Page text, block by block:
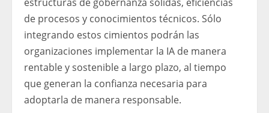
estructuras de gobernanza sólidas, eficiencias
de procesos y conocimientos técnicos. Sólo
integrando estos cimientos podrán las
organizaciones implementar la IA de manera
rentable y sostenible a largo plazo, al tiempo
que generan la confianza necesaria para
adoptarla de manera responsable.